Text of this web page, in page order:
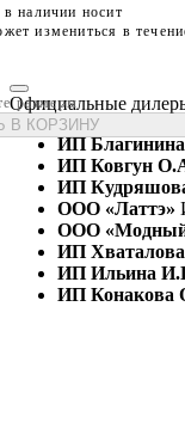
наличии носит
измениться в
размеры
В КОРЗИНУ
Официальные
ИП
ИП Ковгун
ИП
ООО «Латтэ»
ООО
ИП
ИП Ильина
ИП Конакова